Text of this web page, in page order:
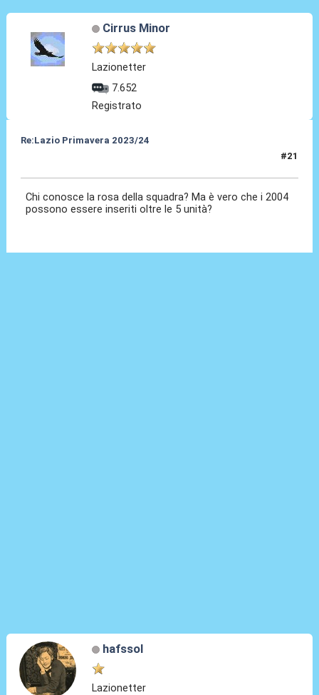
Cirrus Minor
Lazionetter
7.652
Registrato
Re:Lazio Primavera 2023/24
#21
Chi conosce la rosa della squadra? Ma è vero che i 2004
possono essere inseriti oltre le 5 unità?
hafssol
Lazionetter